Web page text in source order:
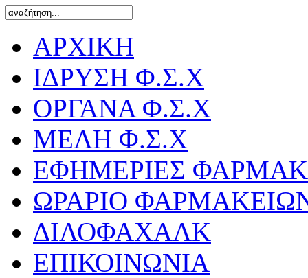
ΑΡΧΙΚΗ
ΙΔΡΥΣΗ Φ.Σ.Χ
ΟΡΓΑΝΑ Φ.Σ.Χ
ΜΕΛΗ Φ.Σ.Χ
ΕΦΗΜΕΡΙΕΣ
ΩΡΑΡΙΟ
ΔΙΛΟΦΑΧΑΛΚ
ΕΠΙΚΟΙΝΩΝΙΑ